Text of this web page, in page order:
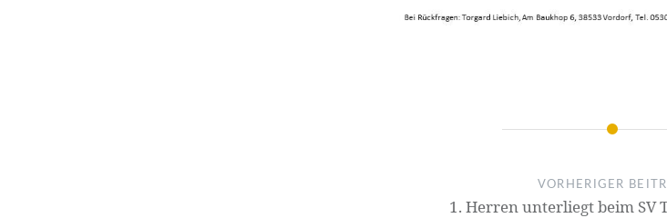
VORHERIGER
1. Herren unterliegt beim SV